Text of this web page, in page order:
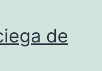
de